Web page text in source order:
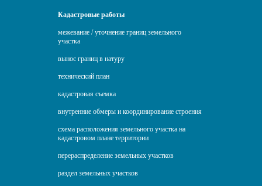
Кадастровые работы
межевание / уточнение границ земельного
участка
вынос границ в натуру
технический план
кадастровая съемка
внутренние обмеры и координирование строения
схема расположения земельного участка на
кадастровом плане территории
перераспределение земельных участков
раздел земельных участков